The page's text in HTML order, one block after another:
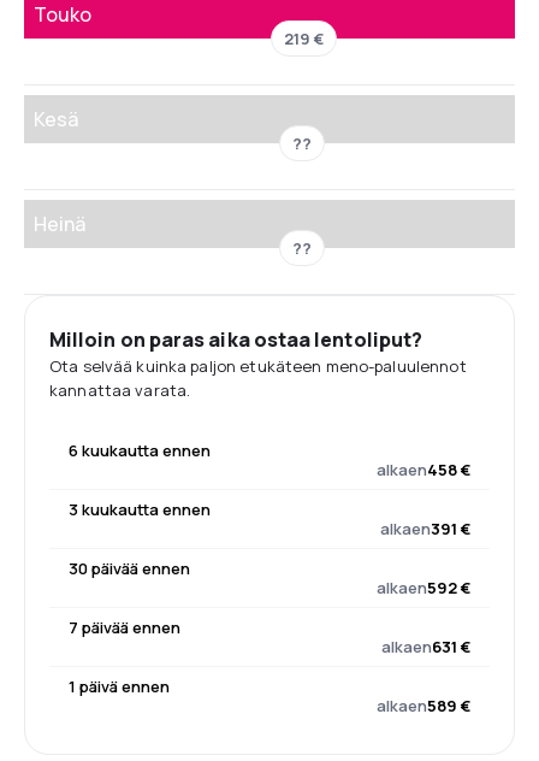
Touko
219 €
Kesä
??
Heinä
??
Milloin on paras aika ostaa lentoliput?
Ota selvää kuinka paljon etukäteen meno-paluulennot
kannattaa varata.
6 kuukautta ennen
alkaen458 €
3 kuukautta ennen
alkaen391 €
30 päivää ennen
alkaen592 €
7 päivää ennen
alkaen631 €
1 päivä ennen
alkaen589 €